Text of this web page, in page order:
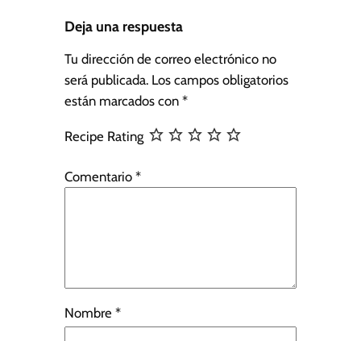
Deja una respuesta
Tu dirección de correo electrónico no
será publicada. Los campos obligatorios
están marcados con *
Recipe Rating
Comentario *
Nombre *